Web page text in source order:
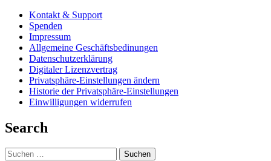
Kontakt & Support
Spenden
Impressum
Allgemeine Geschäftsbedinungen
Datenschutzerklärung
Digitaler Lizenzvertrag
Privatsphäre-Einstellungen ändern
Historie der Privatsphäre-Einstellungen
Einwilligungen widerrufen
Search
Suchen